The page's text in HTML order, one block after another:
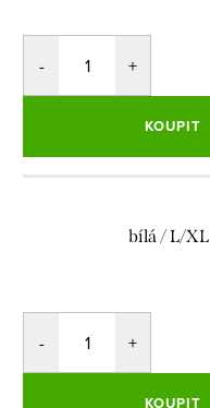
KOUPIT
bílá / L/XL
KOUPIT